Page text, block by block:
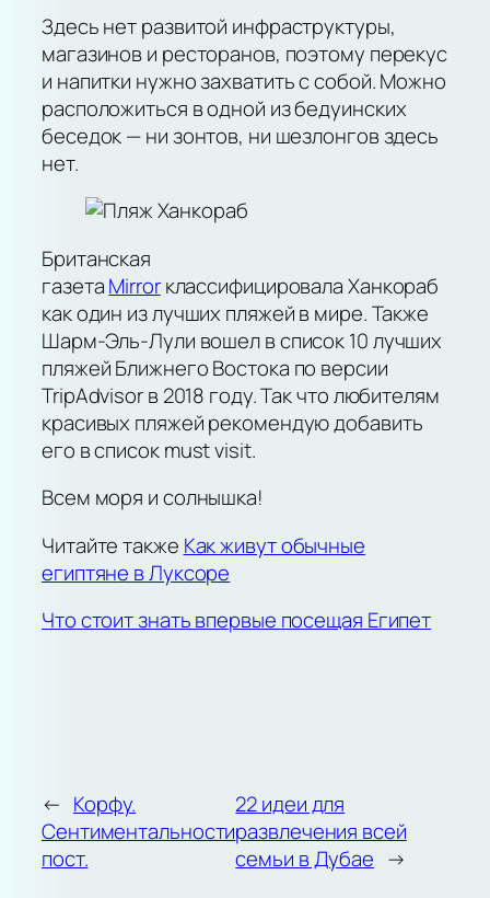
Здесь нет развитой инфраструктуры,
магазинов и ресторанов, поэтому перекус
и напитки нужно захватить с собой. Можно
расположиться в одной из бедуинских
беседок — ни зонтов, ни шезлонгов здесь
нет.
Британская
газетаMirrorклассифицировала Ханкораб
как один из лучших пляжей в мире. Также
Шарм-Эль-Лули вошел в список 10 лучших
пляжей Ближнего Востока по версии
TripAdvisor в 2018 году. Так что любителям
красивых пляжей рекомендую добавить
его в список must visit.
Всем моря и солнышка!
Читайте также Как живут обычные
египтяне в Луксоре
Что стоит знать впервые посещая Египет
← Корфу.
Сентиментальности
пост.
22 идеи для
развлечения всей
семьи в Дубае →